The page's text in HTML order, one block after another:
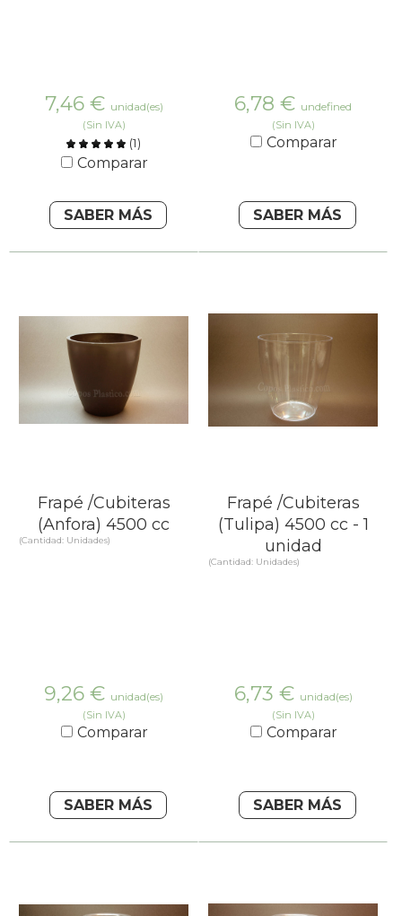
7,46 € unidad(es)
(Sin IVA)
(1)
Comparar
SABER MÁS
6,78 € undefined
(Sin IVA)
Comparar
SABER MÁS
Frapé /Cubiteras
(Anfora) 4500 cc
(Cantidad: Unidades)
9,26 € unidad(es)
(Sin IVA)
Comparar
SABER MÁS
Frapé /Cubiteras
(Tulipa) 4500 cc - 1
unidad
(Cantidad: Unidades)
6,73 € unidad(es)
(Sin IVA)
Comparar
SABER MÁS